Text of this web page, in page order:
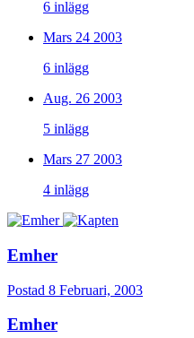
6 inlägg
Mars 24 2003
6 inlägg
Aug. 26 2003
5 inlägg
Mars 27 2003
4 inlägg
Emher
Postad 8 Februari, 2003
Emher